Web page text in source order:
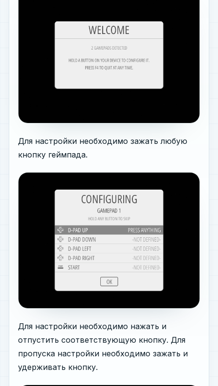
Для настройки необходимо зажать любую
кнопку геймпада.
Для настройки необходимо нажать и
отпустить соответствующую кнопку. Для
пропуска настройки необходимо зажать и
удерживать кнопку.